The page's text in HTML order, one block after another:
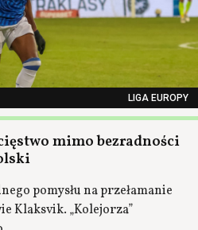
LIGA EUROPY
mimo bezradności
pomysłu na przełamanie
Klaksvik. „Kolejorza”